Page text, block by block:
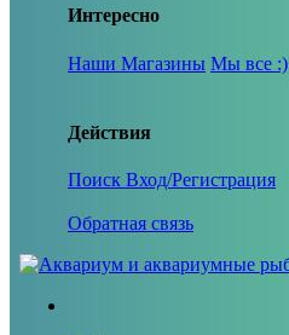
Интересно
Наши Магазины Мы все :)
Действия
Поиск Вход/Регистрация
Обратная связь